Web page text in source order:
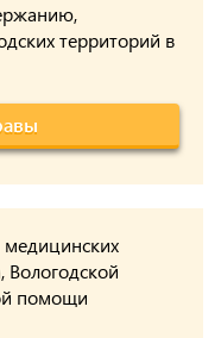
территорий в
медицинских
помощи